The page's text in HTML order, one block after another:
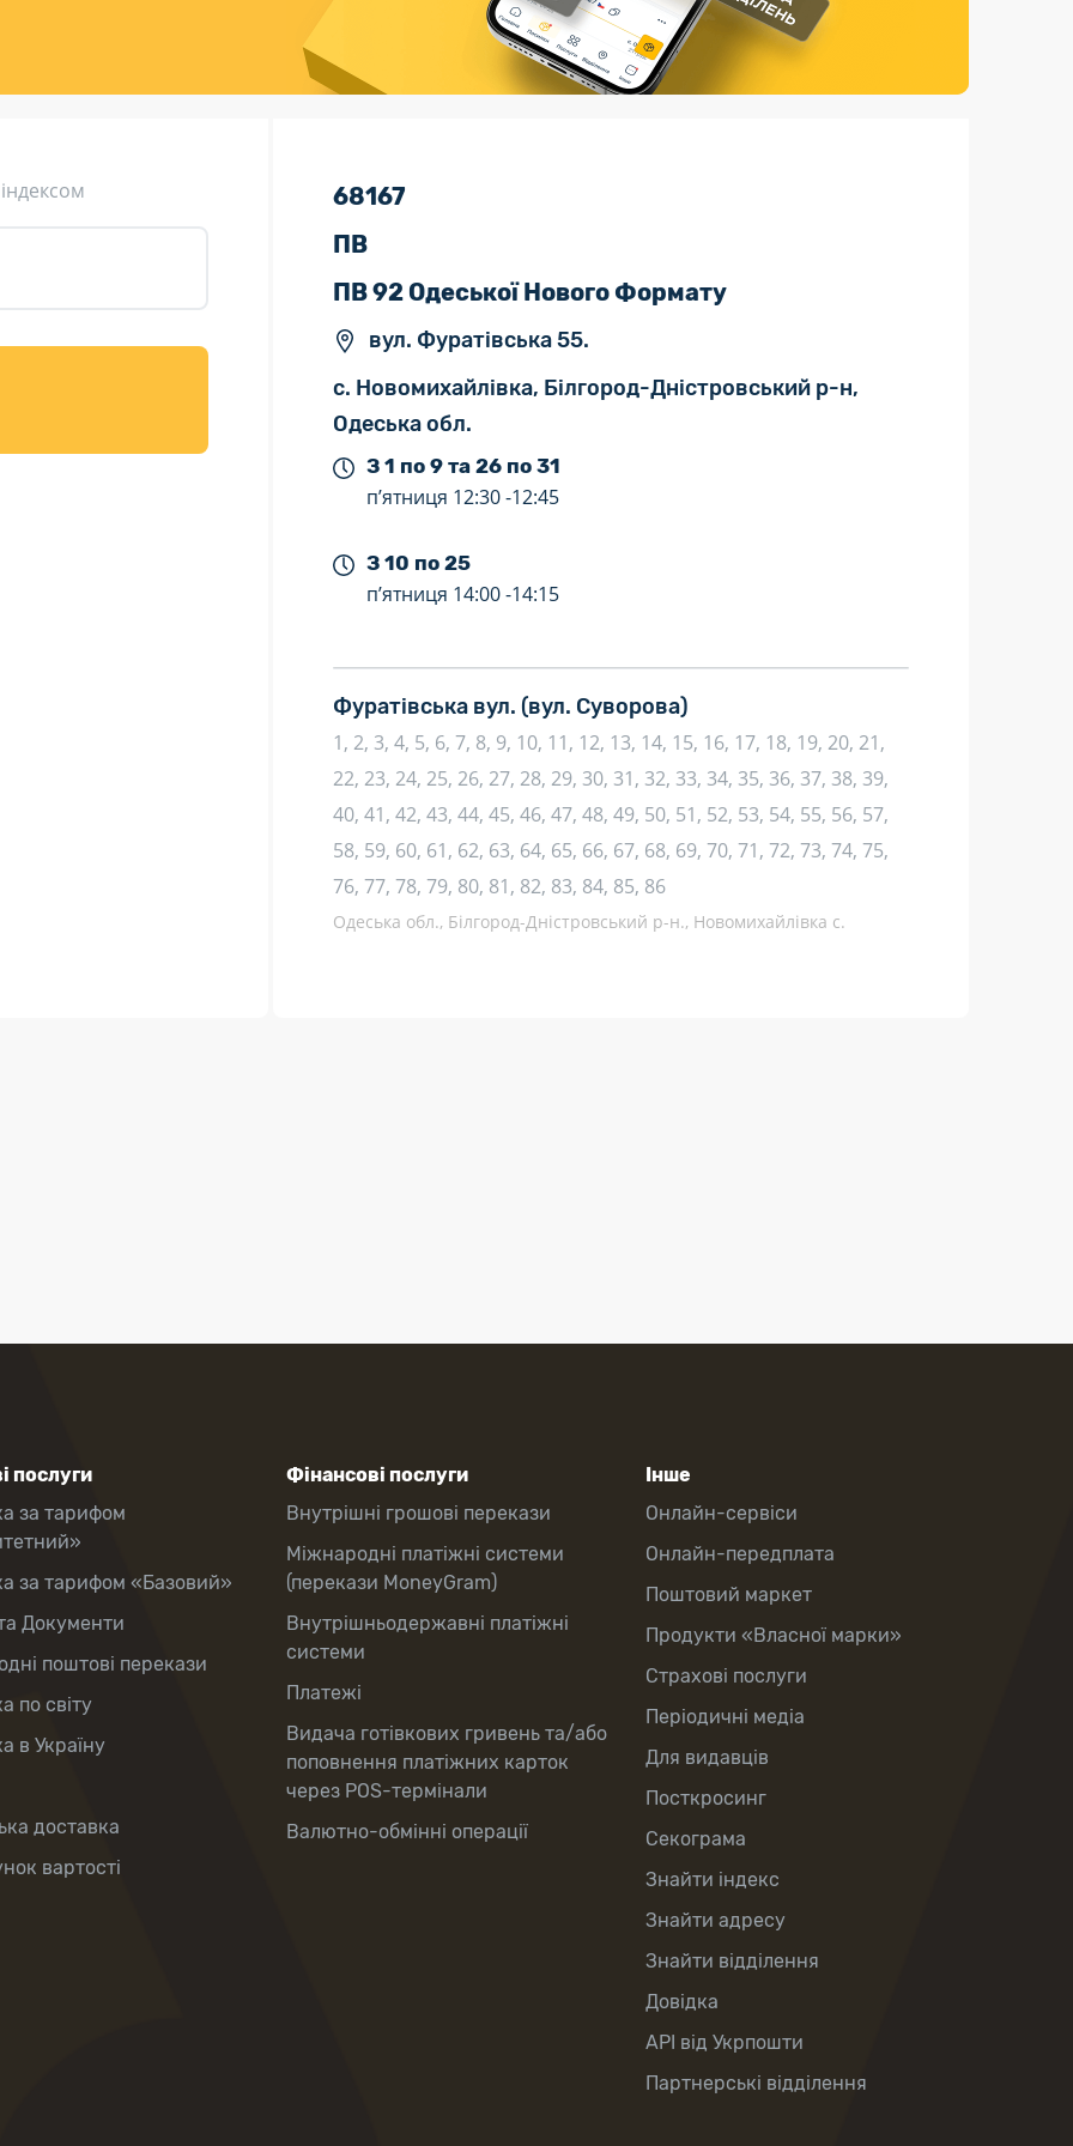
Валютно-обмінні операції
Страхові послуги
Каталог «Укрпошта Маркет»
68167
ПВ
ПВ 92 Одеської Нового Формату
вул. Фуратівська 55.
с. Новомихайлівка, Білгород-Дністровський р-н,
Одеська обл.
З 1 по 9 та 26 по 31
п’ятниця 12:30 -12:45
З 10 по 25
п’ятниця 14:00 -14:15
Фуратівська вул. (вул. Суворова)
1, 2, 3, 4, 5, 6, 7, 8, 9, 10, 11, 12, 13, 14, 15, 16, 17, 18, 19, 20, 21,
22, 23, 24, 25, 26, 27, 28, 29, 30, 31, 32, 33, 34, 35, 36, 37, 38, 39,
40, 41, 42, 43, 44, 45, 46, 47, 48, 49, 50, 51, 52, 53, 54, 55, 56, 57,
58, 59, 60, 61, 62, 63, 64, 65, 66, 67, 68, 69, 70, 71, 72, 73, 74, 75,
76, 77, 78, 79, 80, 81, 82, 83, 84, 85, 86
Одеська обл., Білгород-Дністровський р-н., Новомихайлівка с.
послуги
за тарифом
за тарифом «Базовий»
Документи
поштові перекази
по світу
в Україну
доставка
вартості
Фінансові послуги
Внутрішні грошові перекази
Міжнародні платіжні системи
(перекази MoneyGram)
Внутрішньодержавні платіжні
системи
Платежі
Видача готівкових гривень та/або
поповнення платіжних карток
через POS-термінали
Валютно-обмінні операції
Інше
Онлайн-сервіси
Онлайн-передплата
Поштовий маркет
Продукти «Власної марки»
Страхові послуги
Періодичні медіа
Для видавців
Посткросинг
Секограма
Знайти індекс
Знайти адресу
Знайти відділення
Довідка
API від Укрпошти
Партнерські відділення